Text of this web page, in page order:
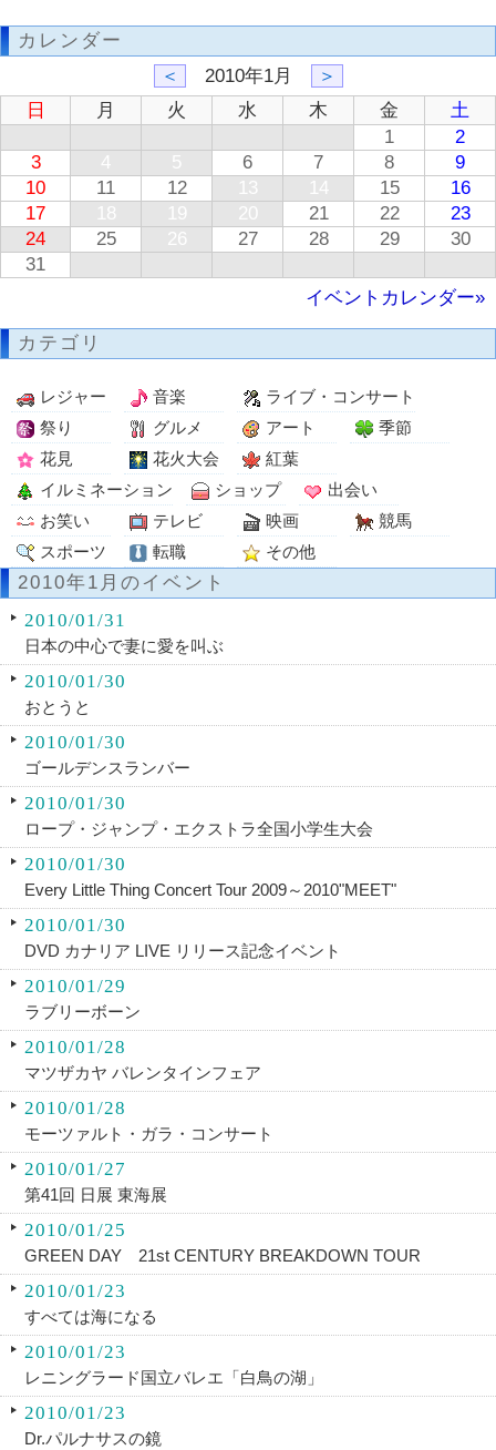
カレンダー
＜
2010年1月
＞
日
月 火 水 木 金
土
1
2
3
4 5 6 7 8
9
10
11 12 13 14 15
16
17
18 19 20 21 22
23
24
25 26 27 28 29
30
31
イベントカレンダー»
カテゴリ
レジャー 音楽
ライブ・コンサート
祭り
グルメ アート
季節
花見
花火大会
紅葉
イルミネーション
ショップ
出会い
お笑い
テレビ 映画
競馬
スポーツ
転職 その他
2010年1月のイベント
2010/01/31
日本の中心で妻に愛を叫ぶ
2010/01/30
おとうと
2010/01/30
ゴールデンスランバー
2010/01/30
ロープ・ジャンプ・エクストラ全国小学生大会
2010/01/30
Every Little Thing Concert Tour 2009～2010"MEET"
2010/01/30
DVD カナリア LIVE リリース記念イベント
2010/01/29
ラブリーボーン
2010/01/28
マツザカヤ バレンタインフェア
2010/01/28
モーツァルト・ガラ・コンサート
2010/01/27
第41回 日展 東海展
2010/01/25
GREEN DAY 21st CENTURY BREAKDOWN TOUR
2010/01/23
すべては海になる
2010/01/23
レニングラード国立バレエ「白鳥の湖」
2010/01/23
Dr.パルナサスの鏡